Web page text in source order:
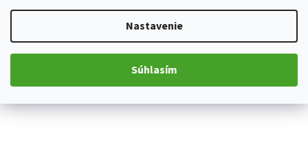
Nastavenie
Súhlasím